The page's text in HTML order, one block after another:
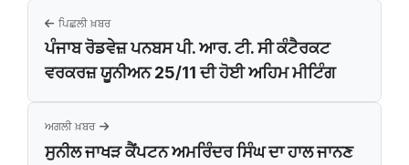
ਪਿਛਲੀ ਖ਼ਬਰ
ਪੰਜਾਬ ਰੋਡਵੇਜ਼ ਪਨਬਸ ਪੀ. ਆਰ. ਟੀ. ਸੀ ਕੰਟੈਰਕਟ
ਵਰਕਰਜ਼ ਯੂਨੀਅਨ 25/11 ਦੀ ਹੋਈ ਅਹਿਮ ਮੀਟਿੰਗ
ਅਗਲੀ ਖ਼ਬਰ
ਸੁਨੀਲ ਜਾਖੜ ਕੈਂਪਟਨ ਅਮਰਿੰਦਰ ਸਿੰਘ ਦਾ ਹਾਲ ਜਾਨਣ